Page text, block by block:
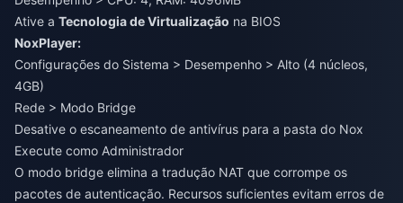
Ative a Tecnologia de Virtualização na BIOS
NoxPlayer:
Configurações do Sistema > Desempenho > Alto (4 núcleos,
4GB)
Rede > Modo Bridge
Desative o escaneamento de antivírus para a pasta do Nox
Execute como Administrador
O modo bridge elimina a tradução NAT que corrompe os
pacotes de autenticação. Recursos suficientes evitam erros de